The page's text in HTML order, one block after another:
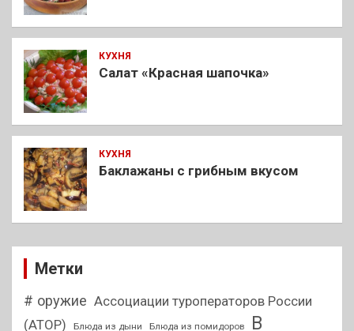
КУХНЯ
Салат «Красная шапочка»
КУХНЯ
Баклажаны с грибным вкусом
Метки
# оружие Ассоциации туроператоров России
(АТОР)
Блюда из дыни Блюда из помидоров
В